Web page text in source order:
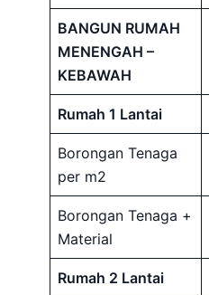
BANGUN RUMAH
MENENGAH –
KEBAWAH
Rumah 1 Lantai
Borongan Tenaga
per m2
Borongan Tenaga +
Material
Rumah 2 Lantai